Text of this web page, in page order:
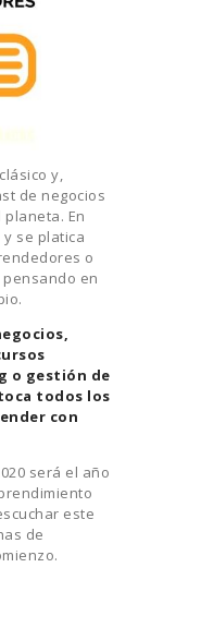
y,
de negocios
En
se platica
o
en
o gestión de
todos los
con
será el año
este
de